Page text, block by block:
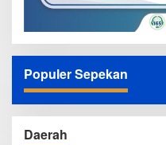
Populer Sepekan
Daerah